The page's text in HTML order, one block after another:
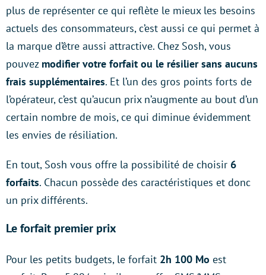
plus de représenter ce qui reflète le mieux les besoins
actuels des consommateurs, c’est aussi ce qui permet à
la marque d’être aussi attractive. Chez Sosh, vous
pouvez modifier votre forfait ou le résilier sans aucuns
frais supplémentaires. Et l’un des gros points forts de
l’opérateur, c’est qu’aucun prix n’augmente au bout d’un
certain nombre de mois, ce qui diminue évidemment
les envies de résiliation.
En tout, Sosh vous offre la possibilité de choisir 6
forfaits. Chacun possède des caractéristiques et donc
un prix différents.
Le forfait premier prix
Pour les petits budgets, le forfait 2h 100 Mo est